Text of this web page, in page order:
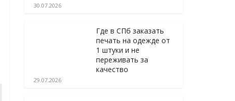
30.07.2026
Где в СПб заказать
печать на одежде от
1 штуки и не
переживать за
качество
29.07.2026